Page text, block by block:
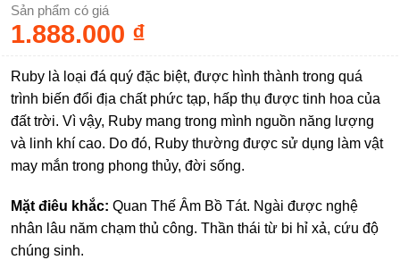
Sản phẩm có giá
1.888.000 ₫
Ruby là loại đá quý đặc biệt, được hình thành trong quá
trình biến đổi địa chất phức tạp, hấp thụ được tinh hoa của
đất trời. Vì vậy, Ruby mang trong mình nguồn năng lượng
và linh khí cao. Do đó, Ruby thường được sử dụng làm vật
may mắn trong phong thủy, đời sống.
Mặt điêu khắc: Quan Thế Âm Bồ Tát. Ngài được nghệ
nhân lâu năm chạm thủ công. Thần thái từ bi hỉ xả, cứu độ
chúng sinh.